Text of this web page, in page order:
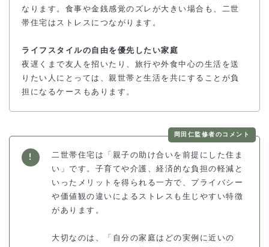
なります。食事や金銭感覚のズレが大きい場合も、二世
帯住宅はストレスにつながります。
ライフスタイルの自由を優先したい家庭
夜遅くまで友人を招いたり、旅行や外食中心の生活を送
りたい人にとっては、親世帯と生活を共にすることが負
担になるケースもあります。
岡田仁監修者のコメント
二世帯住宅は「親子の助け合いを前提にした住ま
い」です。子育てや介護、経済的な負担の軽減と
いったメリットを得られる一方で、プライバシー
や価値観の違いによるストレスも生じやすい特徴
があります。
大切なのは、「自分の家庭はどの実例に近いの